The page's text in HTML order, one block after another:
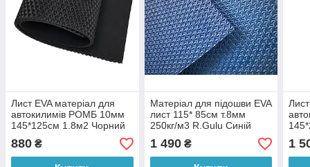
Лист EVA матеріал для
автокилимів РОМБ 10мм
145*125см 1.8м2 Чорний
880 ₴
Матеріал для підошви EVA
лист 115* 85см т.8мм
250кг/м3 R.Gulu Синій
1 490₴ 1